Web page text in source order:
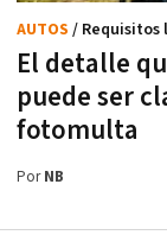
El detalle
puede ser
fotomulta
AUTOS / Requisitos
PorNB